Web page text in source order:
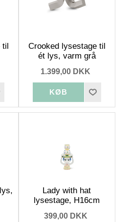
til
Crooked lysestage til
ét lys, varm grå
1.399,00 DKK
Lady with hat
lysestage, H16cm
399,00 DKK